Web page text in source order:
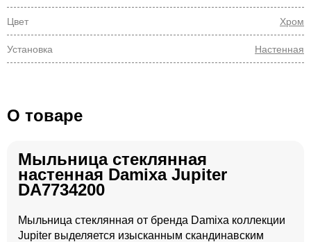
Цвет Хром
Установка Настенная
О товаре
Мыльница стеклянная
настенная Damixa Jupiter
DA7734200
Мыльница стеклянная от бренда Damixa коллекции
Jupiter выделяется изысканным скандинавским